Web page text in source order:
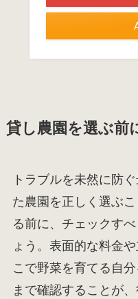
貸し農園を選ぶ前
トラブルを未然に防
た農園を正しく選ぶ
る前に、チェックす
ょう。表面的な料金
こで野菜を育てる自
まで確認することが